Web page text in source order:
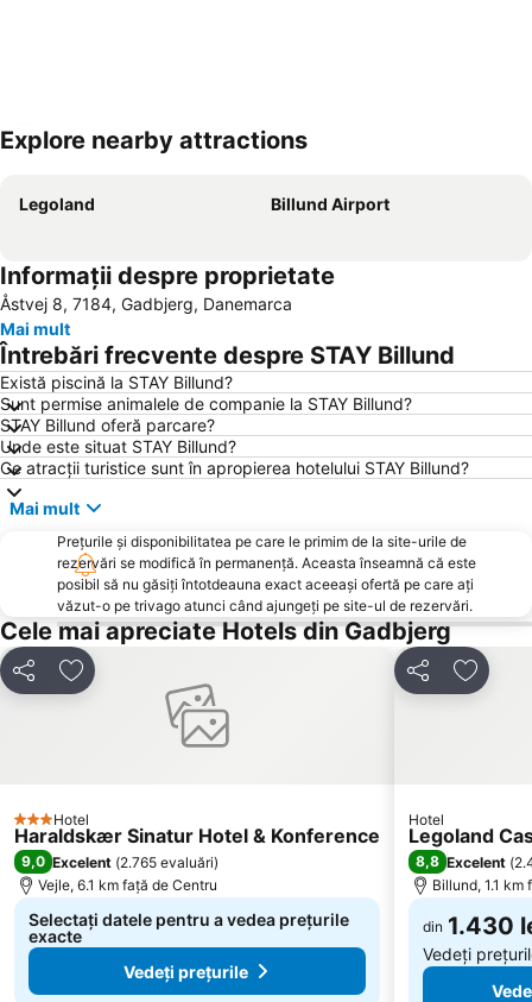
Explore nearby attractions
Legoland Billund Airport
Informații despre proprietate
Åstvej 8, 7184, Gadbjerg, Danemarca
Mai mult
Întrebări frecvente despre STAY Billund
Există piscină la STAY Billund?
Sunt permise animalele de companie la STAY Billund?
STAY Billund oferă parcare?
Unde este situat STAY Billund?
Ce atracții turistice sunt în apropierea hotelului STAY Billund?
Mai mult
Prețurile și disponibilitatea pe care le primim de la site-urile de
rezervări se modifică în permanență. Aceasta înseamnă că este
posibil să nu găsiți întotdeauna exact aceeași ofertă pe care ați
văzut-o pe trivago atunci când ajungeți pe site-ul de rezervări.
Cele mai apreciate Hotels din Gadbjerg
DistribuițiAdăugaţi la favorite
3 SteleHotel
Haraldskær Sinatur Hotel & Konference
9,0 Excelent (2.765 evaluări)
Vejle, 6.1 km faţă de Centru
Selectați datele pentru a vedea prețurile
exacte
Vedeți prețurile
Distribuiți
Hotel
Legoland
8,8 Excelent (
Billund, 1.1
din 1.430
Vedeți